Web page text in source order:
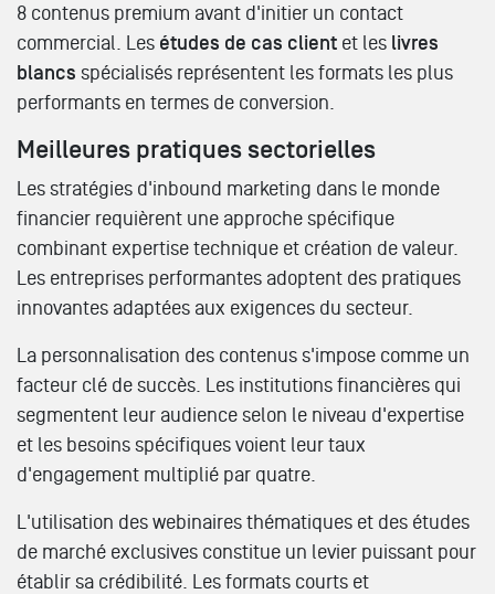
8 contenus premium avant d'initier un contact
commercial. Les études de cas client et les livres
blancs spécialisés représentent les formats les plus
performants en termes de conversion.
Meilleures pratiques sectorielles
Les stratégies d'inbound marketing dans le monde
financier requièrent une approche spécifique
combinant expertise technique et création de valeur.
Les entreprises performantes adoptent des pratiques
innovantes adaptées aux exigences du secteur.
La personnalisation des contenus s'impose comme un
facteur clé de succès. Les institutions financières qui
segmentent leur audience selon le niveau d'expertise
et les besoins spécifiques voient leur taux
d'engagement multiplié par quatre.
L'utilisation des webinaires thématiques et des études
de marché exclusives constitue un levier puissant pour
établir sa crédibilité. Les formats courts et